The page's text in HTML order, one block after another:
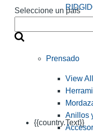
Seleccione un país
{{country.Text}}
Prensado
View
Anillos